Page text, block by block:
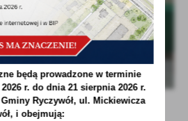
będą prowadzone w terminie
r. do dnia 21 sierpnia 2026 r.
Ryczywół, ul. Mickiewicza
i obejmują: